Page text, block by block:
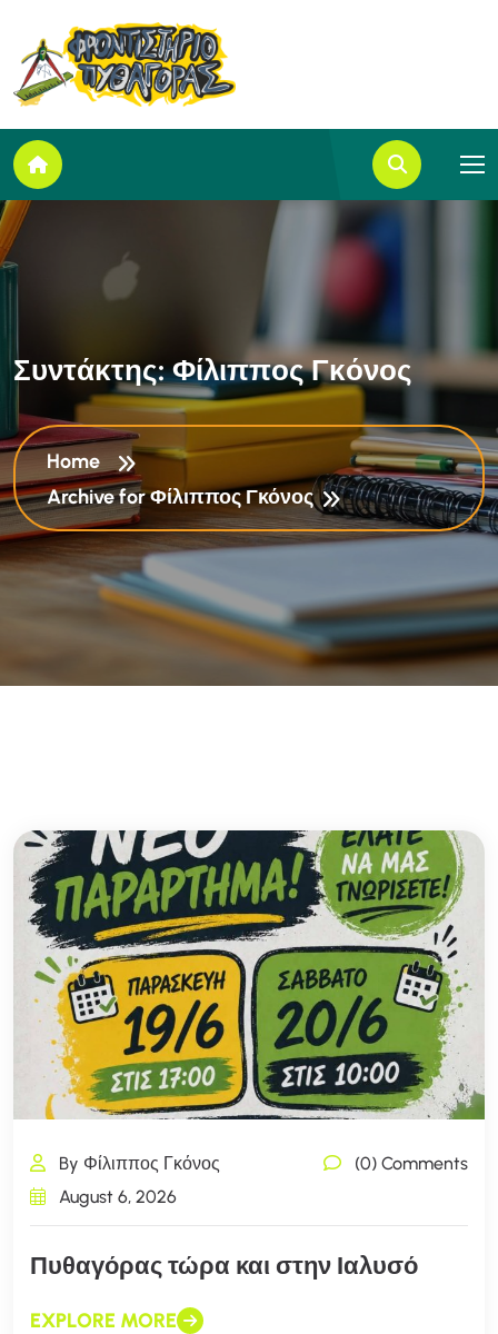
Συντάκτης:ΦίλιπποςΓκόνος
Home
Archive for Φίλιππος Γκόνος
By Φίλιππος Γκόνος
(0) Comments
August 6, 2026
Πυθαγόρας τώρα και στην Ιαλυσό
EXPLORE MORE